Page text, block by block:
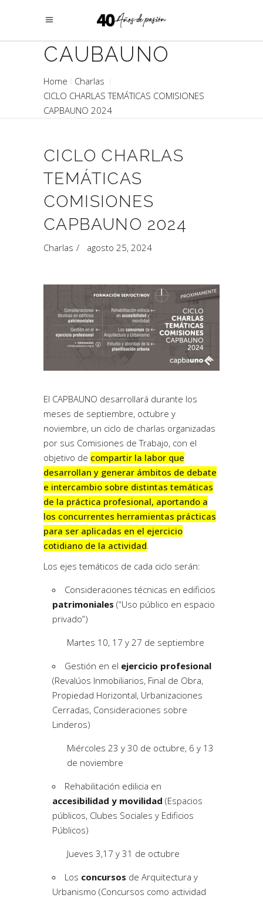
CAUBAUNO
Home
Charlas
CICLO CHARLAS TEMÁTICAS COMISIONES
CAPBAUNO 2024
CICLO CHARLAS
TEMÁTICAS
COMISIONES
CAPBAUNO 2024
Charlas agosto 25, 2024
El CAPBAUNO desarrollará durante los
meses de septiembre, octubre y
noviembre, un ciclo de charlas organizadas
por sus Comisiones de Trabajo, con el
objetivo de compartir la labor que
desarrollan y generar ámbitos de debate
e intercambio sobre distintas temáticas
de la práctica profesional, aportando a
los concurrentes herramientas prácticas
para ser aplicadas en el ejercicio
cotidiano de la actividad
Los ejes temáticos de cada ciclo serán:
Consideraciones técnicas en edificios
patrimoniales (“Uso público en espacio
privado”)
Martes 10, 17 y 27 de septiembre
Gestión en el ejercicio profesional
(Revalúos Inmobiliarios, Final de Obra,
Propiedad Horizontal, Urbanizaciones
Cerradas, Consideraciones sobre
Linderos)
Miércoles 23 y 30 de octubre, 6 y 13
de noviembre
Rehabilitación edilicia en
accesibilidad y movilidad (Espacios
públicos, Clubes Sociales y Edificios
Públicos)
Jueves 3,17 y 31 de octubre
Los concursos de Arquitectura y
Urbanismo (Concursos como actividad